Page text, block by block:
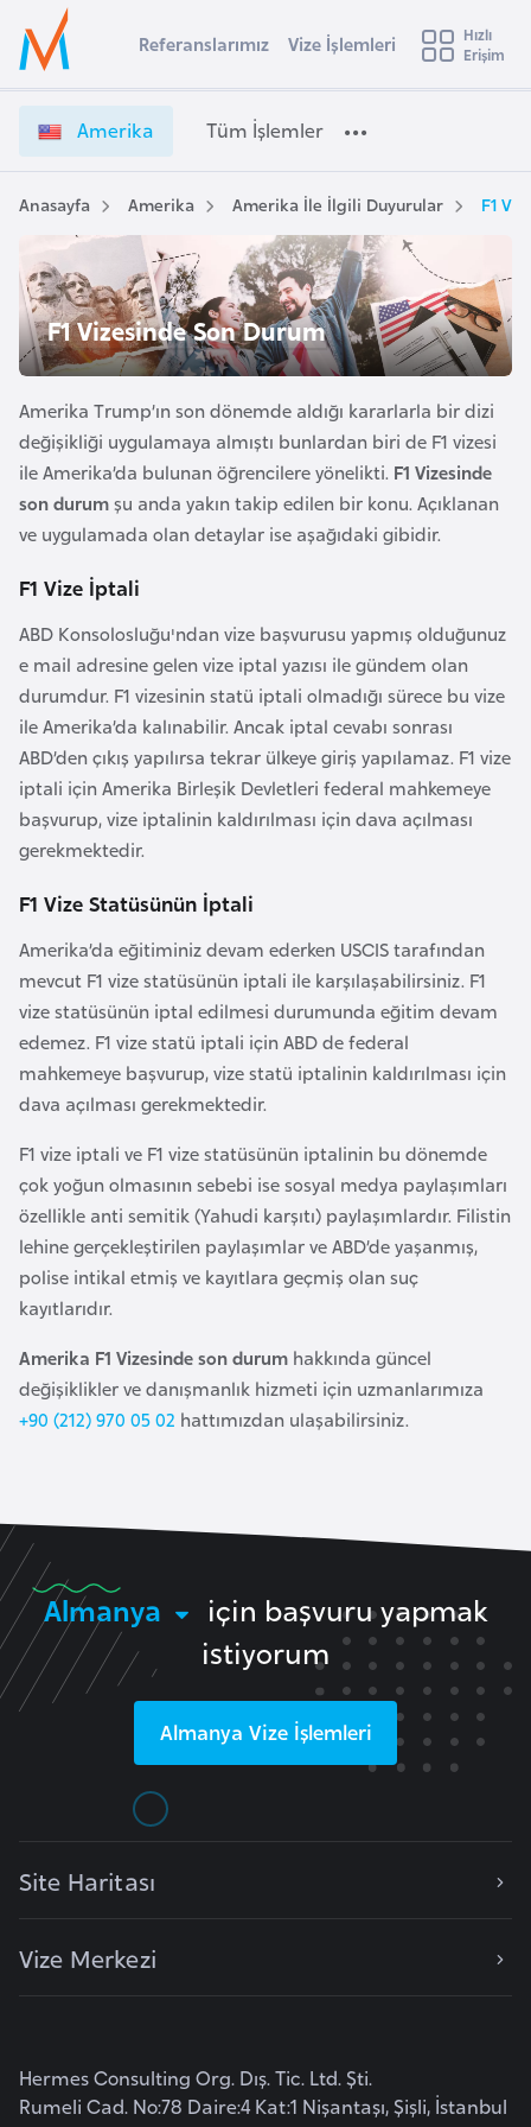
Ülke Seçimi
Başvuru yapmak istediğiniz ülkeyi seçin
Üye
Girişi
e
ş
i
Referanslarımız Vize İşlemleri
Hızlı
Erişim
Amerika Tüm İşlemler
Anasayfa Amerika Amerika İle İlgili Duyurular F1
F1 Vizesinde Son Durum
Amerika Trump’ın son dönemde aldığı kararlarla bir dizi
değişikliği uygulamaya almıştı bunlardan biri de F1 vizesi
ile Amerika’da bulunan öğrencilere yönelikti. F1 Vizesinde
son durumşu anda yakın takip edilen bir konu. Açıklanan
ve uygulamada olan detaylar ise aşağıdaki gibidir.
F1 Vize İptali
ABD Konsolosluğu'ndan vize başvurusu yapmış olduğunuz
e mail adresine gelen vize iptal yazısı ile gündem olan
durumdur. F1 vizesinin statü iptali olmadığı sürece bu vize
ile Amerika’da kalınabilir. Ancak iptal cevabı sonrası
ABD’den çıkış yapılırsa tekrar ülkeye giriş yapılamaz. F1 vize
iptali için Amerika Birleşik Devletleri federal mahkemeye
başvurup, vize iptalinin kaldırılması için dava açılması
gerekmektedir.
F1 Vize Statüsünün İptali
Amerika’da eğitiminiz devam ederken USCIS tarafından
mevcut F1 vize statüsünün iptali ile karşılaşabilirsiniz. F1
vize statüsünün iptal edilmesi durumunda eğitim devam
edemez. F1 vize statü iptali için ABD de federal
mahkemeye başvurup, vize statü iptalinin kaldırılması için
dava açılması gerekmektedir.
F1 vize iptali ve F1 vize statüsünün iptalinin bu dönemde
çok yoğun olmasının sebebi ise sosyal medya paylaşımları
özellikle anti semitik (Yahudi karşıtı) paylaşımlardır. Filistin
lehine gerçekleştirilen paylaşımlar ve ABD’de yaşanmış,
polise intikal etmiş ve kayıtlara geçmiş olan suç
kayıtlarıdır.
Amerika F1 Vizesinde son durum hakkında güncel
değişiklikler ve danışmanlık hizmeti için uzmanlarımıza
+90 (212) 970 05 02 hattımızdan ulaşabilirsiniz.
Almanya
için başvuru yapmak
istiyorum
Almanya Vize İşlemleri
Site Haritası
Vize Merkezi
Hermes Consulting Org. Dış. Tic. Ltd. Şti.
Rumeli Cad. No:78 Daire:4 Kat:1 Nişantaşı, Şişli, İstanbul
s
t
r
a
A
v
u
t
u
r
y
a
z
e
r
b
a
y
c
a
B
a
h
r
e
y
n
B
a
n
g
a
d
e
B
e
l
a
r
u
ç
a
e
n